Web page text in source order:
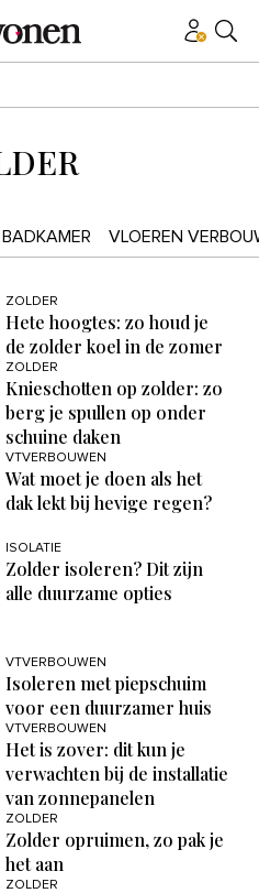
BADKAMER VLOEREN
ZOLDER
Hete hoogtes: zo houd je
de zolder koel in de zomer
ZOLDER
Knieschotten op zolder: zo
berg je spullen op onder
schuine daken
VTVERBOUWEN
Wat moet je doen als het
dak lekt bij hevige regen?
ISOLATIE
Zolder isoleren? Dit zijn
alle duurzame opties
VTVERBOUWEN
Isoleren met piepschuim
voor een duurzamer huis
VTVERBOUWEN
Het is zover: dit kun je
verwachten bij de installatie
van zonnepanelen
ZOLDER
Zolder opruimen, zo pak je
het aan
ZOLDER